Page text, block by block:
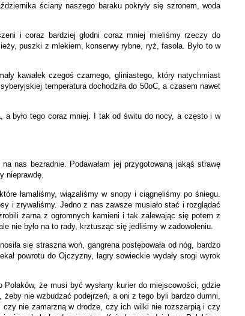
ściany naszego baraku pokryły się szronem, woda
i coraz bardziej głodni coraz mniej mieliśmy rzeczy do
puszki z mlekiem, konserwy rybne, ryż, fasola. Było to w
kawałek czegoś czarnego, gliniastego, który natychmiast
temperatura dochodziła do 50oC, a czasem nawet
a było tego coraz mniej. I tak od świtu do nocy, a często i w
nas bezradnie. Podawałam jej przygotowaną jakąś strawę
nieprawdę.
łamaliśmy, wiązaliśmy w snopy i ciągnęliśmy po śniegu.
i zrywaliśmy. Jedno z nas zawsze musiało stać i rozglądać
żarna z ogromnych kamieni i tak zalewając się potem z
nie było na to rady, krztusząc się jedliśmy w zadowoleniu.
się straszna woń, gangrena postępowała od nóg, bardzo
powrotu do Ojczyzny, łagry sowieckie wydały srogi wyrok
Polaków, że musi być wysłany kurier do miejscowości, gdzie
nie wzbudzać podejrzeń, a oni z tego byli bardzo dumni,
nie zamarzną w drodze, czy ich wilki nie rozszarpią i czy